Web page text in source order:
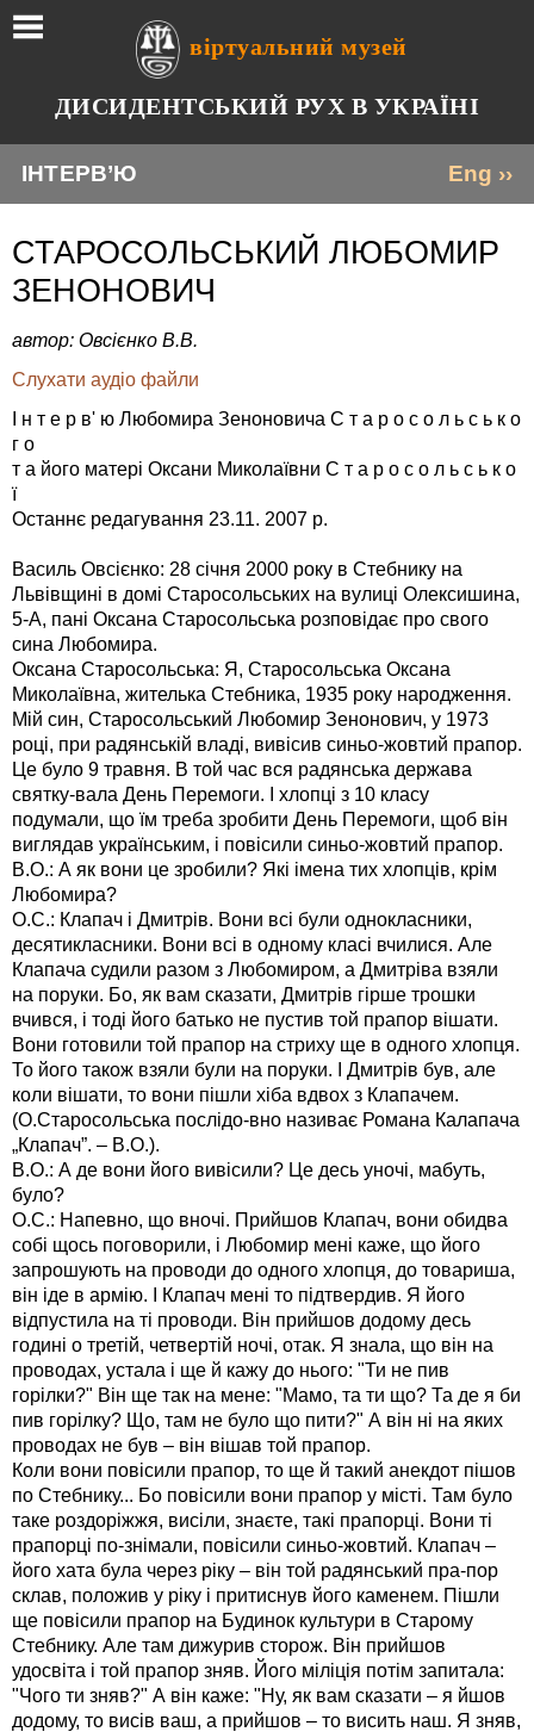
віртуальний музей
ДИСИДЕНТСЬКИЙ РУХ В УКРАЇНІ
Eng ››
ІНТЕРВ’Ю
СТАРОСОЛЬСЬКИЙ ЛЮБОМИР
ЗЕНОНОВИЧ
автор: Овсієнко В.В.
Слухати аудіо файли
І н т е р в' ю Любомира Зеноновича С т а р о с о л ь с ь к о
г о
т а його матері Оксани Миколаївни С т а р о с о л ь с ь к о
ї
Останнє редагування 23.11. 2007 р.
Василь Овсієнко: 28 січня 2000 року в Стебнику на
Львівщині в домі Старосольських на вулиці Олексишина,
5-А, пані Оксана Старосольська розповідає про свого
сина Любомира.
Оксана Старосольська: Я, Старосольська Оксана
Миколаївна, жителька Стебника, 1935 року народження.
Мій син, Старосольський Любомир Зенонович, у 1973
році, при радянській владі, вивісив синьо-жовтий прапор.
Це було 9 травня. В той час вся радянська держава
святку-вала День Перемоги. І хлопці з 10 класу
подумали, що їм треба зробити День Перемоги, щоб він
виглядав українським, і повісили синьо-жовтий прапор.
В.О.: А як вони це зробили? Які імена тих хлопців, крім
Любомира?
О.С.: Клапач і Дмитрів. Вони всі були однокласники,
десятикласники. Вони всі в одному класі вчилися. Але
Клапача судили разом з Любомиром, а Дмитріва взяли
на поруки. Бо, як вам сказати, Дмитрів гірше трошки
вчився, і тоді його батько не пустив той прапор вішати.
Вони готовили той прапор на стриху ще в одного хлопця.
То його також взяли були на поруки. І Дмитрів був, але
коли вішати, то вони пішли хіба вдвох з Клапачем.
(О.Старосольська послідо-вно називає Романа Калапача
„Клапач”. – В.О.).
В.О.: А де вони його вивісили? Це десь уночі, мабуть,
було?
О.С.: Напевно, що вночі. Прийшов Клапач, вони обидва
собі щось поговорили, і Любомир мені каже, що його
запрошують на проводи до одного хлопця, до товариша,
він іде в армію. І Клапач мені то підтвердив. Я його
відпустила на ті проводи. Він прийшов додому десь
годині о третій, четвертій ночі, отак. Я знала, що він на
проводах, устала і ще й кажу до нього: "Ти не пив
горілки?" Він ще так на мене: "Мамо, та ти що? Та де я би
пив горілку? Що, там не було що пити?" А він ні на яких
проводах не був – він вішав той прапор.
Коли вони повісили прапор, то ще й такий анекдот пішов
по Стебнику... Бо повісили вони прапор у місті. Там було
таке роздоріжжя, висіли, знаєте, такі прапорці. Вони ті
прапорці по-знімали, повісили синьо-жовтий. Клапач –
його хата була через ріку – він той радянський пра-пор
склав, положив у ріку і притиснув його каменем. Пішли
ще повісили прапор на Будинок культури в Старому
Стебнику. Але там дижурив сторож. Він прийшов
удосвіта і той прапор зняв. Його міліція потім запитала:
"Чого ти зняв?" А він каже: "Ну, як вам сказати – я йшов
додому, то висів ваш, а прийшов – то висить наш. Я зняв,